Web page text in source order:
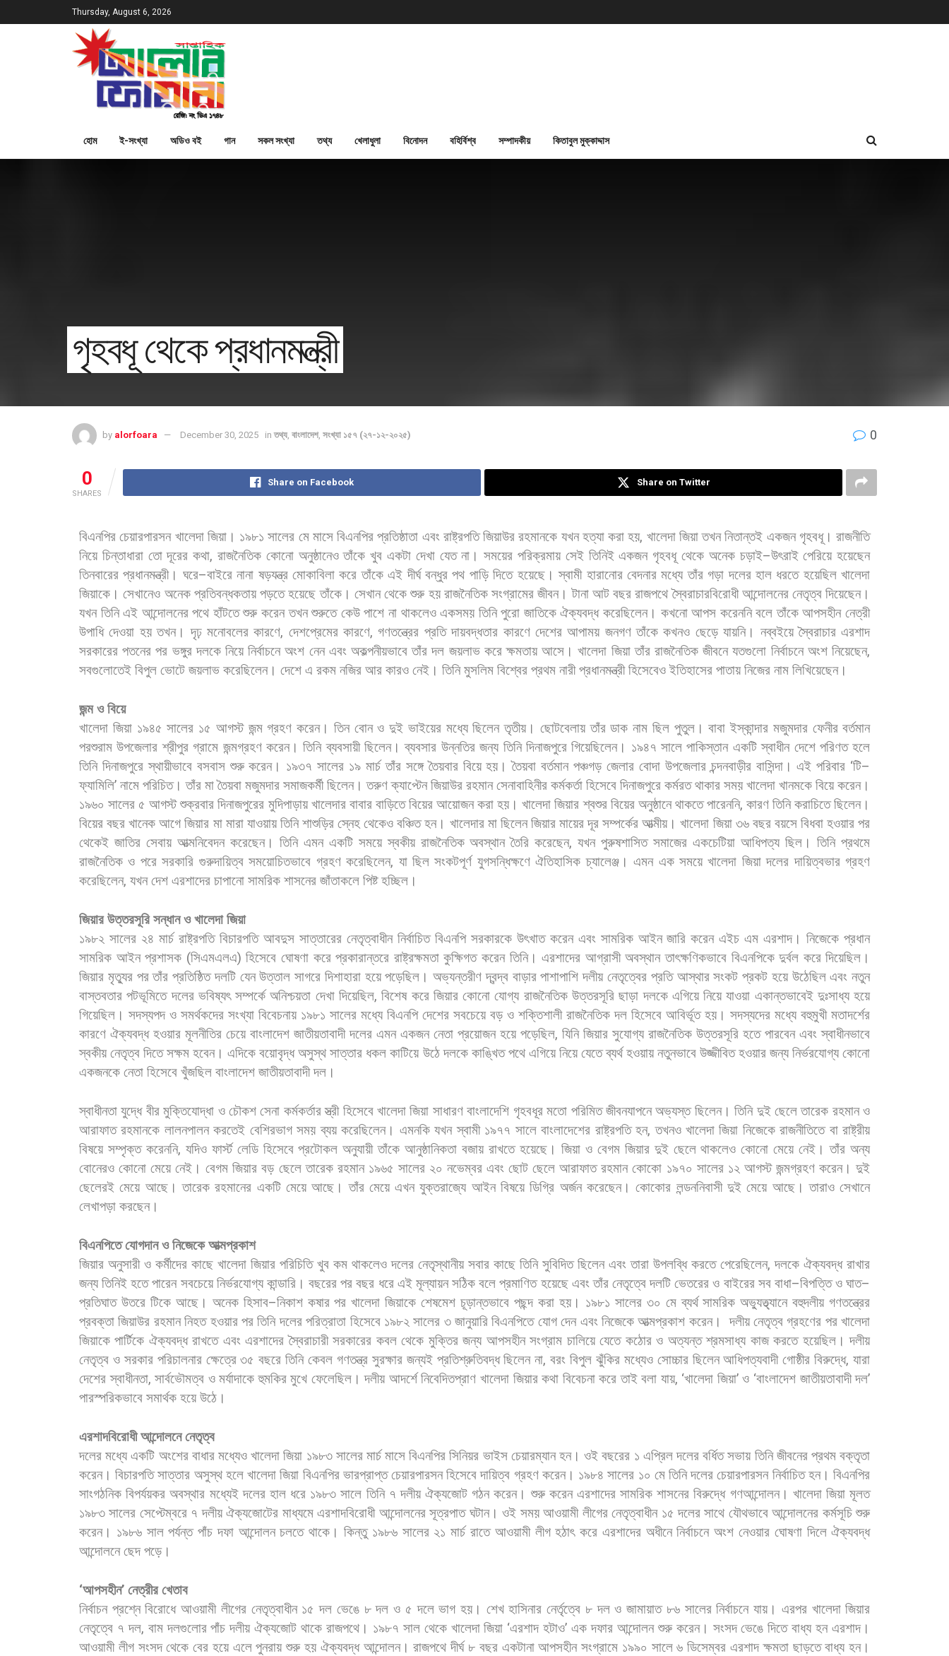
Thursday, August 6, 2026
হোম ই-সংখ্যা অডিও বই গান সকল সংখ্যা তথ্য খেলাধুলা বিনোদন বহির্বিশ্ব সম্পাদকীয় কিতাবুল মুক্কাদ্দাস
গৃহবধূ থেকে প্রধানমন্ত্রী
by alorfoara December 30, 2025 in তথ্য, বাংলাদেশ, সংখ্যা ১৫৭ (২৭-১২-২০২৫) 0
0
SHARES
Share on Facebook Share on Twitter
বিএনপির চেয়ারপারসন খালেদা জিয়া। ১৯৮১ সালের মে মাসে বিএনপির প্রতিষ্ঠাতা এবং রাষ্ট্রপতি জিয়াউর রহমানকে যখন হত্যা করা হয়, খালেদা জিয়া তখন নিতান্তই একজন গৃহবধূ। রাজনীতি
নিয়ে চিন্তাধারা তো দূরের কথা, রাজনৈতিক কোনো অনুষ্ঠানেও তাঁকে খুব একটা দেখা যেত না। সময়ের পরিক্রমায় সেই তিনিই একজন গৃহবধূ থেকে অনেক চড়াই–উৎরাই পেরিয়ে হয়েছেন
তিনবারের প্রধানমন্ত্রী। ঘরে–বাইরে নানা ষড়যন্ত্র মোকাবিলা করে তাঁকে এই দীর্ঘ বন্ধুর পথ পাড়ি দিতে হয়েছে। স্বামী হারানোর বেদনার মধ্যে তাঁর গড়া দলের হাল ধরতে হয়েছিল খালেদা
জিয়াকে। সেখানেও অনেক প্রতিবন্ধকতায় পড়তে হয়েছে তাঁকে। সেখান থেকে শুরু হয় রাজনৈতিক সংগ্রামের জীবন। টানা আট বছর রাজপথে স্বৈরাচারবিরোধী আন্দোলনের নেতৃত্ব দিয়েছেন।
যখন তিনি এই আন্দোলনের পথে হাঁটতে শুরু করেন তখন শুরুতে কেউ পাশে না থাকলেও একসময় তিনি পুরো জাতিকে ঐক্যবদ্ধ করেছিলেন। কখনো আপস করেননি বলে তাঁকে আপসহীন নেত্রী
উপাধি দেওয়া হয় তখন। দৃঢ় মনোবলের কারণে, দেশপ্রেমের কারণে, গণতন্ত্রের প্রতি দায়বদ্ধতার কারণে দেশের আপাময় জনগণ তাঁকে কখনও ছেড়ে যায়নি। নব্বইয়ে স্বৈরাচার এরশাদ
সরকারের পতনের পর ভঙ্গুর দলকে নিয়ে নির্বাচনে অংশ নেন এবং অকল্পনীয়ভাবে তাঁর দল জয়লাভ করে ক্ষমতায় আসে। খালেদা জিয়া তাঁর রাজনৈতিক জীবনে যতগুলো নির্বাচনে অংশ নিয়েছেন,
সবগুলোতেই বিপুল ভোটে জয়লাভ করেছিলেন। দেশে এ রকম নজির আর কারও নেই। তিনি মুসলিম বিশ্বের প্রথম নারী প্রধানমন্ত্রী হিসেবেও ইতিহাসের পাতায় নিজের নাম লিখিয়েছেন।
জন্ম ও বিয়ে
খালেদা জিয়া ১৯৪৫ সালের ১৫ আগস্ট জন্ম গ্রহণ করেন। তিন বোন ও দুই ভাইয়ের মধ্যে ছিলেন তৃতীয়। ছোটবেলায় তাঁর ডাক নাম ছিল পুতুল। বাবা ইস্কান্দার মজুমদার ফেনীর বর্তমান
পরশুরাম উপজেলার শ্রীপুর গ্রামে জন্মগ্রহণ করেন। তিনি ব্যবসায়ী ছিলেন। ব্যবসার উন্নতির জন্য তিনি দিনাজপুরে গিয়েছিলেন। ১৯৪৭ সালে পাকিস্তান একটি স্বাধীন দেশে পরিণত হলে
তিনি দিনাজপুরে স্থায়ীভাবে বসবাস শুরু করেন। ১৯৩৭ সালের ১৯ মার্চ তাঁর সঙ্গে তৈয়বার বিয়ে হয়। তৈয়বা বর্তমান পঞ্চগড় জেলার বোদা উপজেলার চন্দনবাড়ীর বাসিন্দা। এই পরিবার ‘টি–
ফ্যামিলি’ নামে পরিচিত। তাঁর মা তৈয়বা মজুমদার সমাজকর্মী ছিলেন। তরুণ ক্যাপ্টেন জিয়াউর রহমান সেনাবাহিনীর কর্মকর্তা হিসেবে দিনাজপুরে কর্মরত থাকার সময় খালেদা খানমকে বিয়ে করেন।
১৯৬০ সালের ৫ আগস্ট শুক্রবার দিনাজপুরের মুদিপাড়ায় খালেদার বাবার বাড়িতে বিয়ের আয়োজন করা হয়। খালেদা জিয়ার শ্বশুর বিয়ের অনুষ্ঠানে থাকতে পারেননি, কারণ তিনি করাচিতে ছিলেন।
বিয়ের বছর খানেক আগে জিয়ার মা মারা যাওয়ায় তিনি শাশুড়ির স্নেহ থেকেও বঞ্চিত হন। খালেদার মা ছিলেন জিয়ার মায়ের দূর সম্পর্কের আত্মীয়। খালেদা জিয়া ৩৬ বছর বয়সে বিধবা হওয়ার পর
থেকেই জাতির সেবায় আত্মনিবেদন করেছেন। তিনি এমন একটি সময়ে স্বকীয় রাজনৈতিক অবস্থান তৈরি করেছেন,যখন পুরুষশাসিত সমাজের একচেটিয়া আধিপত্য ছিল। তিনি প্রথমে
রাজনৈতিক ও পরে সরকারি গুরুদায়িত্ব সময়োচিতভাবে গ্রহণ করেছিলেন, যা ছিল সংকটপূর্ণ যুগসন্ধিক্ষণে ঐতিহাসিক চ্যালেঞ্জ। এমন এক সময়ে খালেদা জিয়া দলের দায়িত্বভার গ্রহণ
করেছিলেন, যখন দেশ এরশাদের চাপানো সামরিক শাসনের জাঁতাকলে পিষ্ট হচ্ছিল।
জিয়ার উত্তরসূরি সন্ধান ও খালেদা জিয়া
১৯৮২ সালের ২৪ মার্চ রাষ্ট্রপতি বিচারপতি আবদুস সাত্তারের নেতৃত্বাধীন নির্বাচিত বিএনপি সরকারকে উৎখাত করেন এবং সামরিক আইন জারি করেন এইচ এম এরশাদ। নিজেকে প্রধান
সামরিক আইন প্রশাসক (সিএমএলএ)হিসেবে ঘোষণা করে প্রকারান্তরে রাষ্ট্রক্ষমতা কুক্ষিগত করেন তিনি। এরশাদের আগ্রাসী অবস্থান তাৎক্ষণিকভাবে বিএনপিকে দুর্বল করে দিয়েছিল।
জিয়ার মৃত্যুর পর তাঁর প্রতিষ্ঠিত দলটি যেন উত্তাল সাগরে দিশাহারা হয়ে পড়েছিল। অভ্যন্তরীণ দ্বন্দ্ব বাড়ার পাশাপাশি দলীয় নেতৃত্বের প্রতি আস্থার সংকট প্রকট হয়ে উঠেছিল এবং নতুন
বাস্তবতার পটভূমিতে দলের ভবিষ্যৎ সম্পর্কে অনিশ্চয়তা দেখা দিয়েছিল,বিশেষ করে জিয়ার কোনো যোগ্য রাজনৈতিক উত্তরসূরি ছাড়া দলকে এগিয়ে নিয়ে যাওয়া একান্তভাবেই দুঃসাধ্য হয়ে
গিয়েছিল। সদস্যপদ ও সমর্থকদের সংখ্যা বিবেচনায় ১৯৮১ সালের মধ্যে বিএনপি দেশের সবচেয়ে বড় ও শক্তিশালী রাজনৈতিক দল হিসেবে আবির্ভূত হয়। সদস্যদের মধ্যে বহুমুখী মতাদর্শের
কারণে ঐক্যবদ্ধ হওয়ার মূলনীতির চেয়ে বাংলাদেশ জাতীয়তাবাদী দলের এমন একজন নেতা প্রয়োজন হয়ে পড়েছিল, যিনি জিয়ার সুযোগ্য রাজনৈতিক উত্তরসূরি হতে পারবেন এবং স্বাধীনভাবে
স্বকীয় নেতৃত্ব দিতে সক্ষম হবেন। এদিকে বয়োবৃদ্ধ অসুস্থ সাত্তার ধকল কাটিয়ে উঠে দলকে কাঙ্খিত পথে এগিয়ে নিয়ে যেতে ব্যর্থ হওয়ায় নতুনভাবে উজ্জীবিত হওয়ার জন্য নির্ভরযোগ্য কোনো
একজনকে নেতা হিসেবে খুঁজছিল বাংলাদেশ জাতীয়তাবাদী দল।
স্বাধীনতা যুদ্ধে বীর মুক্তিযোদ্ধা ও চৌকশ সেনা কর্মকর্তার স্ত্রী হিসেবে খালেদা জিয়া সাধারণ বাংলাদেশি গৃহবধূর মতো পরিমিত জীবনযাপনে অভ্যস্ত ছিলেন। তিনি দুই ছেলে তারেক রহমান ও
আরাফাত রহমানকে লালনপালন করতেই বেশিরভাগ সময় ব্যয় করেছিলেন। এমনকি যখন স্বামী ১৯৭৭ সালে বাংলাদেশের রাষ্ট্রপতি হন,তখনও খালেদা জিয়া নিজেকে রাজনীতিতে বা রাষ্ট্রীয়
বিষয়ে সম্পৃক্ত করেননি, যদিও ফার্স্ট লেডি হিসেবে প্রটোকল অনুযায়ী তাঁকে আনুষ্ঠানিকতা বজায় রাখতে হয়েছে। জিয়া ও বেগম জিয়ার দুই ছেলে থাকলেও কোনো মেয়ে নেই। তাঁর অন্য
বোনেরও কোনো মেয়ে নেই। বেগম জিয়ার বড় ছেলে তারেক রহমান ১৯৬৫ সালের ২০ নভেম্বর এবং ছোট ছেলে আরাফাত রহমান কোকো ১৯৭০ সালের ১২ আগস্ট জন্মগ্রহণ করেন। দুই
ছেলেরই মেয়ে আছে। তারেক রহমানের একটি মেয়ে আছে। তাঁর মেয়ে এখন যুক্তরাজ্যে আইন বিষয়ে ডিগ্রি অর্জন করেছেন। কোকোর লন্ডননিবাসী দুই মেয়ে আছে। তারাও সেখানে
লেখাপড়া করছেন।
বিএনপিতে যোগদান ও নিজেকে আত্মপ্রকাশ
জিয়ার অনুসারী ও কর্মীদের কাছে খালেদা জিয়ার পরিচিতি খুব কম থাকলেও দলের নেতৃস্থানীয় সবার কাছে তিনি সুবিদিত ছিলেন এবং তারা উপলব্ধি করতে পেরেছিলেন,দলকে ঐক্যবদ্ধ রাখার
জন্য তিনিই হতে পারেন সবচেয়ে নির্ভরযোগ্য কান্ডারি। বছরের পর বছর ধরে এই মূল্যায়ন সঠিক বলে প্রমাণিত হয়েছে এবং তাঁর নেতৃত্বে দলটি ভেতরের ও বাইরের সব বাধা–বিপত্তি ও ঘাত–
প্রতিঘাত উতরে টিকে আছে। অনেক হিসাব–নিকাশ কষার পর খালেদা জিয়াকে শেষমেশ চূড়ান্তভাবে পছন্দ করা হয়। ১৯৮১ সালের ৩০ মে ব্যর্থ সামরিক অভ্যুত্থ্যানে বহুদলীয় গণতন্ত্রের
প্রবক্তা জিয়াউর রহমান নিহত হওয়ার পর তিনি দলের পরিত্রাতা হিসেবে ১৯৮২ সালের ৩ জানুয়ারি বিএনপিতে যোগ দেন এবং নিজেকে আত্মপ্রকাশ করেন। দলীয় নেতৃত্ব গ্রহণের পর খালেদা
জিয়াকে পার্টিকে ঐক্যবদ্ধ রাখতে এবং এরশাদের স্বৈরাচারী সরকারের কবল থেকে মুক্তির জন্য আপসহীন সংগ্রাম চালিয়ে যেতে কঠোর ও অত্যন্ত শ্রমসাধ্য কাজ করতে হয়েছিল। দলীয়
নেতৃত্ব ও সরকার পরিচালনার ক্ষেত্রে ৩৫ বছরে তিনি কেবল গণতন্ত্র সুরক্ষার জন্যই প্রতিশ্রুতিবদ্ধ ছিলেন না,বরং বিপুল ঝুঁকির মধ্যেও সোচ্চার ছিলেন আধিপত্যবাদী গোষ্ঠীর বিরুদ্ধে, যারা
দেশের স্বাধীনতা,সার্বভৌমত্ব ও মর্যাদাকে হুমকির মুখে ফেলেছিল। দলীয় আদর্শে নিবেদিতপ্রাণ খালেদা জিয়ার কথা বিবেচনা করে তাই বলা যায়, ‘খালেদা জিয়া’ও ‘বাংলাদেশ জাতীয়তাবাদী দল’
পারস্পরিকভাবে সমার্থক হয়ে উঠে।
এরশাদবিরোধী আন্দোলনে নেতৃত্ব
দলের মধ্যে একটি অংশের বাধার মধ্যেও খালেদা জিয়া ১৯৮৩ সালের মার্চ মাসে বিএনপির সিনিয়র ভাইস চেয়ারম্যান হন। ওই বছরের ১ এপ্রিল দলের বর্ধিত সভায় তিনি জীবনের প্রথম বক্তৃতা
করেন। বিচারপতি সাত্তার অসুস্থ হলে খালেদা জিয়া বিএনপির ভারপ্রাপ্ত চেয়ারপারসন হিসেবে দায়িত্ব গ্রহণ করেন। ১৯৮৪ সালের ১০ মে তিনি দলের চেয়ারপারসন নির্বাচিত হন। বিএনপির
সাংগঠনিক বিপর্যয়কর অবস্থার মধ্যেই দলের হাল ধরে ১৯৮৩ সালে তিনি ৭ দলীয় ঐক্যজোট গঠন করেন। শুরু করেন এরশাদের সামরিক শাসনের বিরুদ্ধে গণআন্দোলন। খালেদা জিয়া মূলত
১৯৮৩ সালের সেপ্টেম্বরে ৭ দলীয় ঐক্যজোটের মাধ্যমে এরশাদবিরোধী আন্দোলনের সূত্রপাত ঘটান। ওই সময় আওয়ামী লীগের নেতৃত্বাধীন ১৫ দলের সাথে যৌথভাবে আন্দোলনের কর্মসূচি শুরু
করেন। ১৯৮৬ সাল পর্যন্ত পাঁচ দফা আন্দোলন চলতে থাকে। কিন্তু ১৯৮৬ সালের ২১ মার্চ রাতে আওয়ামী লীগ হঠাৎ করে এরশাদের অধীনে নির্বাচনে অংশ নেওয়ার ঘোষণা দিলে ঐক্যবদ্ধ
আন্দোলনে ছেদ পড়ে।
‘আপসহীন’ নেত্রীর খেতাব
নির্বাচন প্রশ্নে বিরোধে আওয়ামী লীগের নেতৃত্বাধীন ১৫ দল ভেঙে ৮ দল ও ৫ দলে ভাগ হয়। শেখ হাসিনার নের্তৃত্বে ৮ দল ও জামায়াত ৮৬ সালের নির্বাচনে যায়। এরপর খালেদা জিয়ার
নেতৃত্বে ৭ দল, বাম দলগুলোর পাঁচ দলীয় ঐক্যজোট থাকে রাজপথে। ১৯৮৭ সাল থেকে খালেদা জিয়া ‘এরশাদ হটাও’এক দফার আন্দোলন শুরু করেন। সংসদ ভেঙে দিতে বাধ্য হন এরশাদ।
আওয়ামী লীগ সংসদ থেকে বের হয়ে এলে পুনরায় শুরু হয় ঐক্যবদ্ধ আন্দোলন। রাজপথে দীর্ঘ ৮ বছর একটানা আপসহীন সংগ্রামে ১৯৯০ সালে ৬ ডিসেম্বর এরশাদ ক্ষমতা ছাড়তে বাধ্য হন।